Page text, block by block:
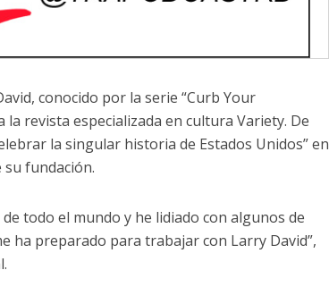
conocido por la serie “Curb Your
revista especializada en cultura Variety. De
la singular historia de Estados Unidos” en
su fundación.
todo el mundo y he lidiado con algunos de
ha preparado para trabajar con Larry David”,